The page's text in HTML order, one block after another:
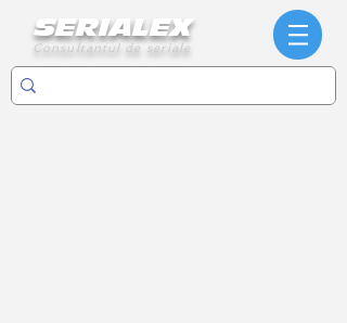
SERIALEX
Consultantul de seriale